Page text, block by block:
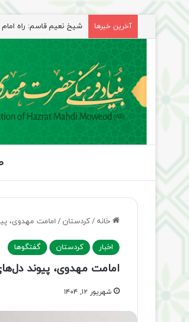
آخرین خبرها
شیخ نعیم قاسم: راه امام
خانه /کردستان / امامت مهدوی،
اخبار کردستان گفتگوها
امامت مهدوی، پیوند
شهریور ۱۲, ۱۴۰۴